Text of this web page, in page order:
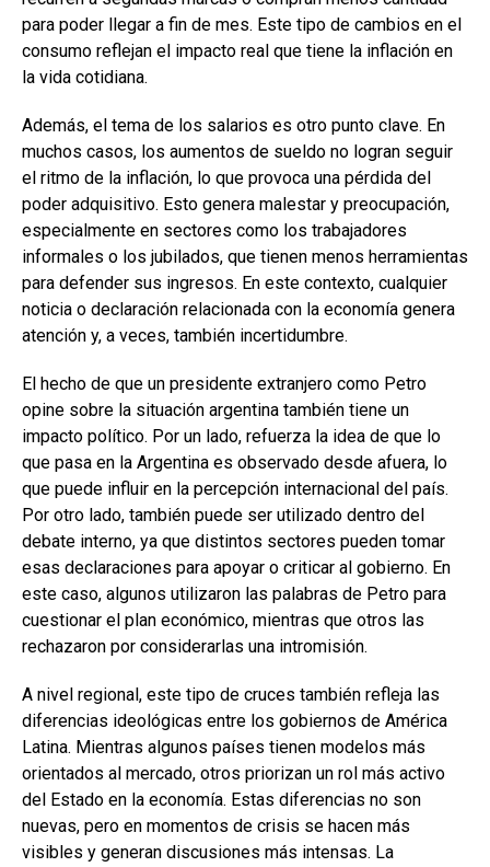
para poder llegar a fin de mes. Este tipo de cambios en el
consumo reflejan el impacto real que tiene la inflación en
la vida cotidiana.
Además, el tema de los salarios es otro punto clave. En
muchos casos, los aumentos de sueldo no logran seguir
el ritmo de la inflación, lo que provoca una pérdida del
poder adquisitivo. Esto genera malestar y preocupación,
especialmente en sectores como los trabajadores
informales o los jubilados, que tienen menos herramientas
para defender sus ingresos. En este contexto, cualquier
noticia o declaración relacionada con la economía genera
atención y, a veces, también incertidumbre.
El hecho de que un presidente extranjero como Petro
opine sobre la situación argentina también tiene un
impacto político. Por un lado, refuerza la idea de que lo
que pasa en la Argentina es observado desde afuera, lo
que puede influir en la percepción internacional del país.
Por otro lado, también puede ser utilizado dentro del
debate interno, ya que distintos sectores pueden tomar
esas declaraciones para apoyar o criticar al gobierno. En
este caso, algunos utilizaron las palabras de Petro para
cuestionar el plan económico, mientras que otros las
rechazaron por considerarlas una intromisión.
A nivel regional, este tipo de cruces también refleja las
diferencias ideológicas entre los gobiernos de América
Latina. Mientras algunos países tienen modelos más
orientados al mercado, otros priorizan un rol más activo
del Estado en la economía. Estas diferencias no son
nuevas, pero en momentos de crisis se hacen más
visibles y generan discusiones más intensas. La